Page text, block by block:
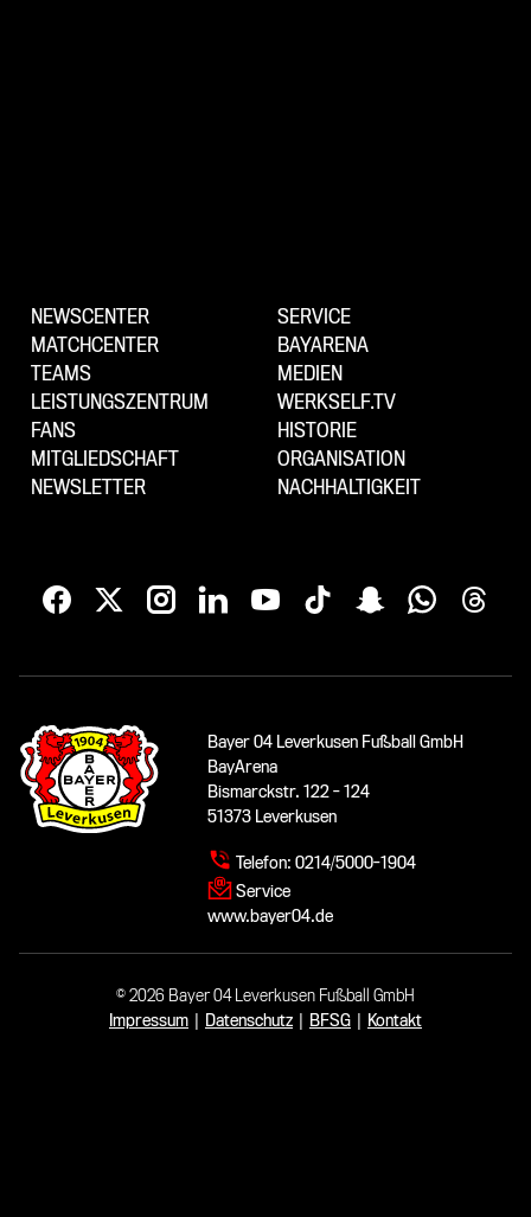
NEWSCENTER
MATCHCENTER
TEAMS
LEISTUNGSZENTRUM
FANS
MITGLIEDSCHAFT
NEWSLETTER
SERVICE
BAYARENA
MEDIEN
WERKSELF.TV
HISTORIE
ORGANISATION
NACHHALTIGKEIT
Bayer 04 Leverkusen Fußball GmbH
BayArena
Bismarckstr. 122 - 124
51373 Leverkusen
Telefon: 0214/5000-1904
Service
www.bayer04.de
© 2026 Bayer 04 Leverkusen Fußball GmbH
Impressum
Datenschutz BFSG Kontakt